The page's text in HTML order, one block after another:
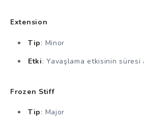
Extension
Tip: Minor
Etki: Yavaşlama etkisinin süresi
Frozen Stiff
Tip: Major